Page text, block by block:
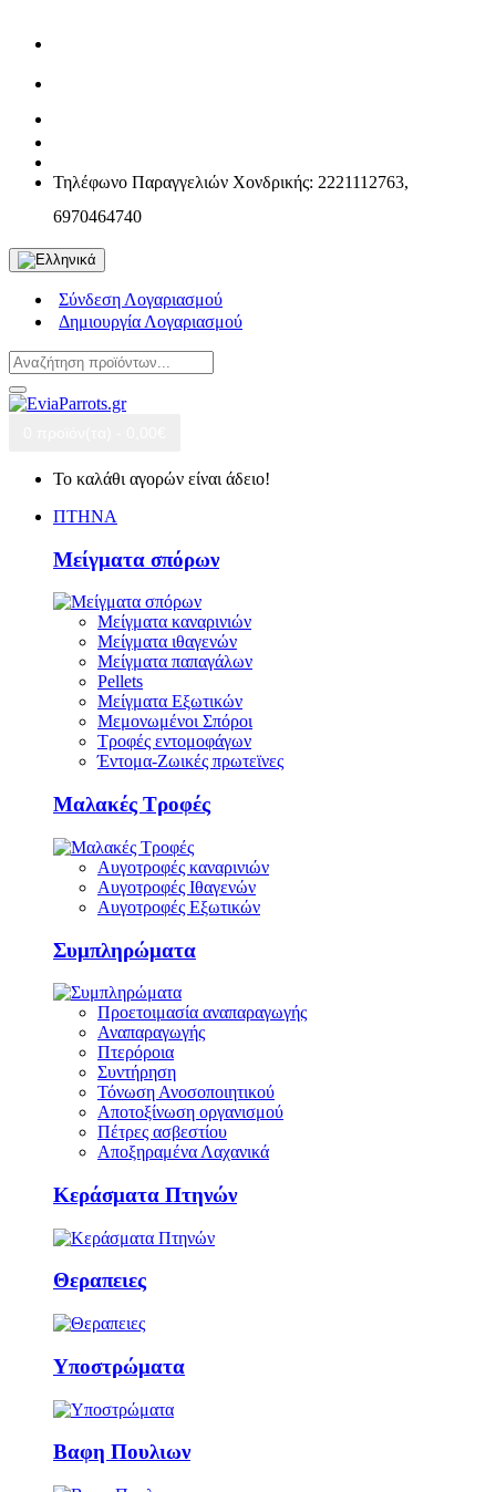
Τηλέφωνο Παραγγελιών Χονδρικής: 2221112763,
6970464740
Σύνδεση Λογαριασμού
Δημιουργία Λογαριασμού
Το καλάθι αγορών είναι άδειο!
ΠΤΗΝΑ
Μείγματα σπόρων
Μείγματα καναρινιών
Μείγματα ιθαγενών
Μείγματα παπαγάλων
Pellets
Μείγματα Εξωτικών
Μεμονωμένοι Σπόροι
Τροφές εντομοφάγων
Έντομα-Ζωικές πρωτεϊνες
Μαλακές Τροφές
Αυγοτροφές καναρινιών
Αυγοτροφές Ιθαγενών
Αυγοτροφές Εξωτικών
Συμπληρώματα
Προετοιμασία αναπαραγωγής
Αναπαραγωγής
Πτερόροια
Συντήρηση
Τόνωση Ανοσοποιητικού
Αποτοξίνωση οργανισμού
Πέτρες ασβεστίου
Αποξηραμένα Λαχανικά
Κεράσματα Πτηνών
Θεραπειες
Υποστρώματα
Βαφη Πουλιων